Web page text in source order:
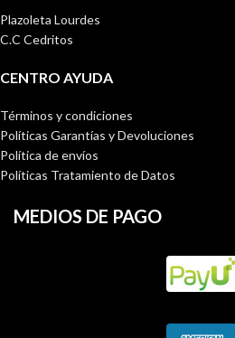
Plazoleta Lourdes
C.C Cedritos
CENTRO AYUDA
Términos y condiciones
Políticas Garantías y Devoluciones
Política de envíos
Políticas Tratamiento de Datos
MEDIOS DE PAGO